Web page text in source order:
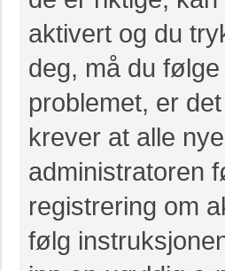
aktivert og du
deg, må du
problemet, er
krever at alle
administratoren
registrering om
følg